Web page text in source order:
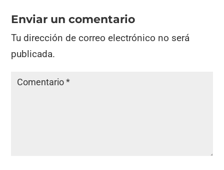
Enviar un comentario
Tu dirección de correo electrónico no será
publicada.